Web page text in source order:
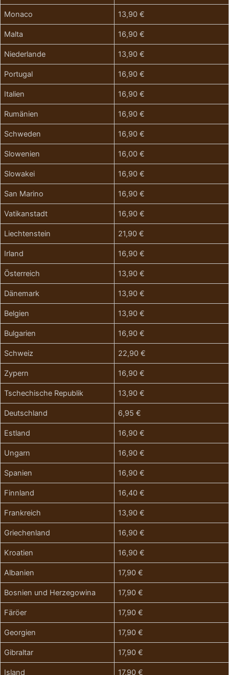
Monaco 13,90 €
Malta 16,90 €
Niederlande 13,90 €
Portugal 16,90 €
Italien 16,90 €
Rumänien 16,90 €
Schweden 16,90 €
Slowenien 16,00 €
Slowakei 16,90 €
San Marino 16,90 €
Vatikanstadt 16,90 €
Liechtenstein 21,90 €
Irland 16,90 €
Österreich 13,90 €
Dänemark 13,90 €
Belgien 13,90 €
Bulgarien 16,90 €
Schweiz 22,90 €
Zypern 16,90 €
Tschechische Republik 13,90 €
Deutschland 6,95 €
Estland 16,90 €
Ungarn 16,90 €
Spanien 16,90 €
Finnland 16,40 €
Frankreich 13,90 €
Griechenland 16,90 €
Kroatien 16,90 €
Albanien 17,90 €
Bosnien und Herzegowina 17,90 €
Färöer 17,90 €
Georgien 17,90 €
Gibraltar 17,90 €
Island 17,90 €